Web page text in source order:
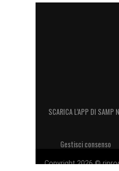
SCARICA L’APP DI SAMP
Gestisci consenso
Copyright 2026 ©